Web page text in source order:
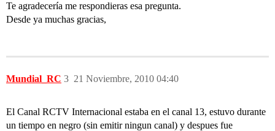
Te agradecería me respondieras esa pregunta.
Desde ya muchas gracias,
Mundial_RC 21 Noviembre, 2010 04:40
3
El Canal RCTV Internacional estaba en el canal 13, estuvo durante
un tiempo en negro (sin emitir ningun canal) y despues fue